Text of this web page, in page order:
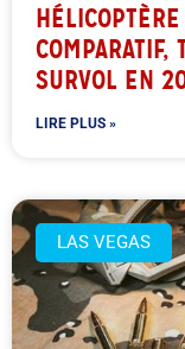
SURVOL EN
LIRE PLUS »
LAS VEGAS